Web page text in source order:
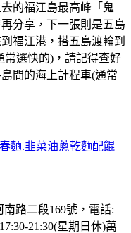
的福江島最高峰「鬼
分享，下一張則是五島
福江港，搭五島渡輪到
常選快的)，請記得查好
間的海上計程車(通常
麵.韭菜油蔥乾麵配餛
路二段169號，電話:
21:30(星期日休)萬